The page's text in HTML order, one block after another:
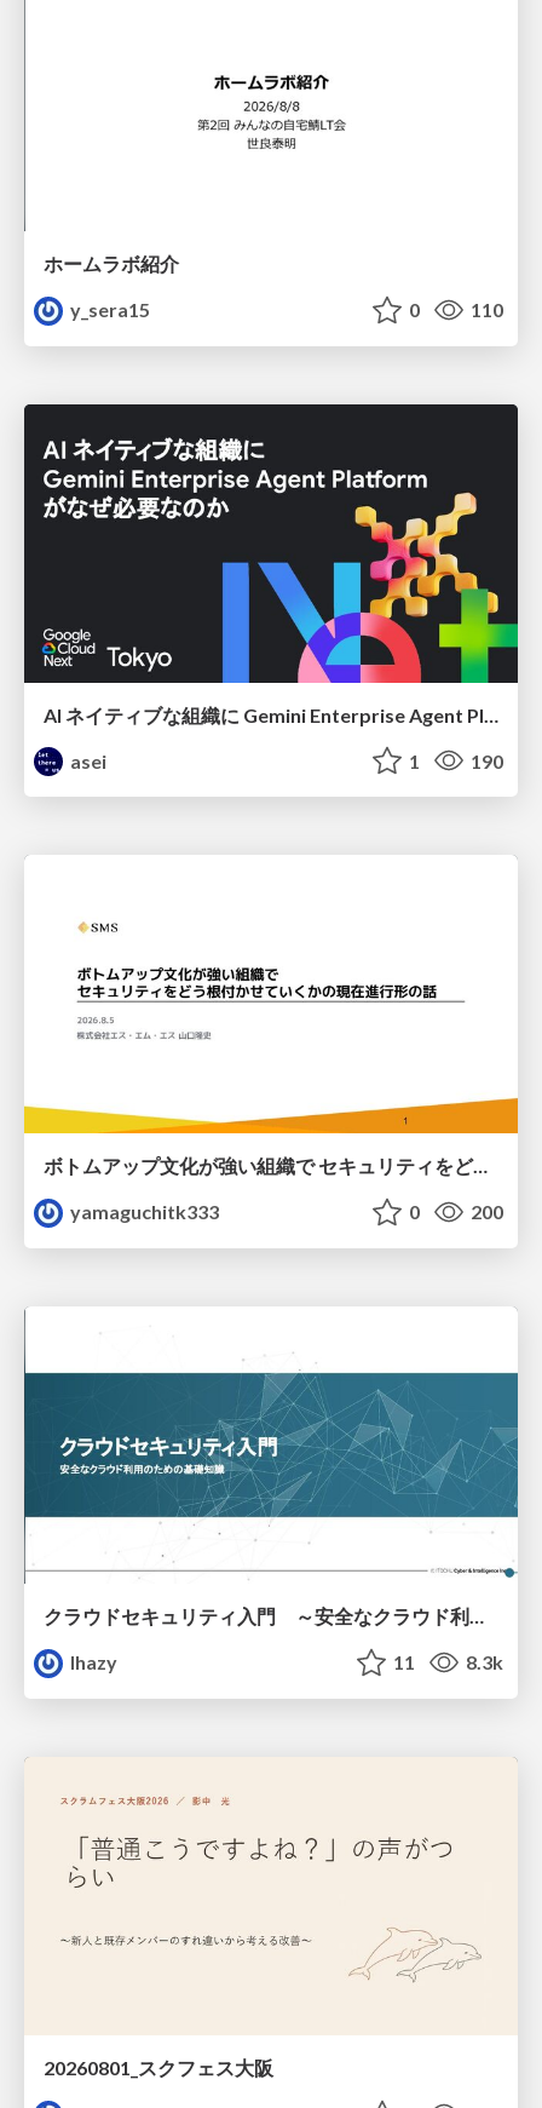
ホームラボ紹介
y_sera15
0 110
asei
1 190
ボトムアップ文化が強い組織で セキュリティをどう根付かせていくかの現在進行形の話 / Making Security Stick in a Bottom-Up Organization
yamaguchitk333
0 200
クラウドセキュリティ入門 ～安全なクラウド利用のための基礎知識～
lhazy
11 8.3k
20260801_スクフェス大阪